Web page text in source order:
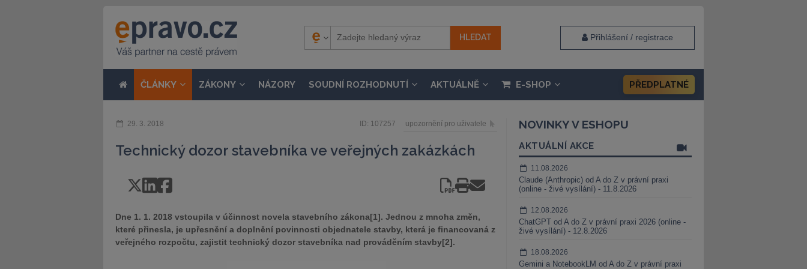
Přihlášení / registrace
ČLÁNKY ZÁKONY NÁZORY SOUDNÍ ROZHODNUTÍ AKTUÁLNĚ E-SHOP PŘEDPLATNÉ
29. 3. 2018 ID: 107257 upozornění pro uživatele
Technický dozor stavebníka ve veřejných zakázkách
Dne 1. 1. 2018 vstoupila v účinnost novela stavebního zákona[1]. Jednou z mnoha změn,
které přinesla, je upřesnění a doplnění povinnosti objednatele stavby, která je financovaná z
veřejného rozpočtu, zajistit technický dozor stavebníka nad prováděním stavby[2].
NOVINKY V ESHOPU
AKTUÁLNÍ AKCE
11.08.2026
Claude (Anthropic) od A do Z v právní praxi
(online - živé vysílání) - 11.8.2026
12.08.2026
ChatGPT od A do Z v právní praxi 2026 (online -
živé vysílání) - 12.8.2026
18.08.2026
Gemini a NotebookLM od A do Z v právní praxi